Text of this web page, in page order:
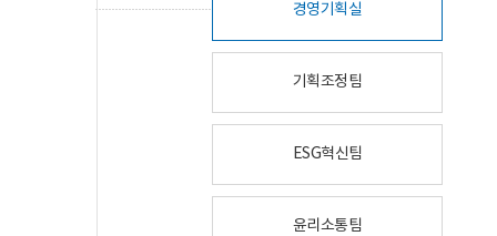
경영기획실
기획조정팀
ESG혁신팀
윤리소통팀